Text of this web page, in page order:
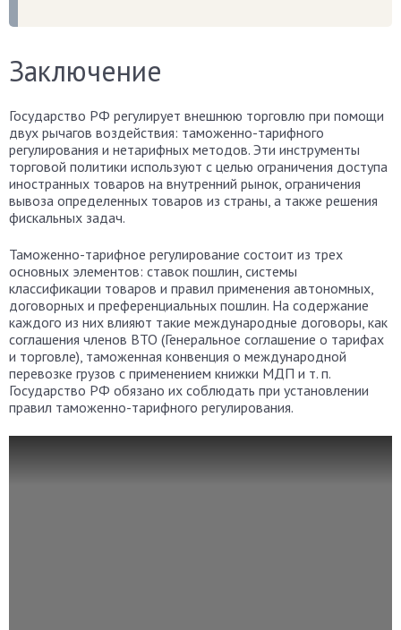
Заключение
Государство РФ регулирует внешнюю торговлю при помощи
двух рычагов воздействия: таможенно-тарифного
регулирования и нетарифных методов. Эти инструменты
торговой политики используют с целью ограничения доступа
иностранных товаров на внутренний рынок, ограничения
вывоза определенных товаров из страны, а также решения
фискальных задач.
Таможенно-тарифное регулирование состоит из трех
основных элементов: ставок пошлин, системы
классификации товаров и правил применения автономных,
договорных и преференциальных пошлин. На содержание
каждого из них влияют такие международные договоры, как
соглашения членов ВТО (Генеральное соглашение о тарифах
и торговле), таможенная конвенция о международной
перевозке грузов с применением книжки МДП и т. п.
Государство РФ обязано их соблюдать при установлении
правил таможенно-тарифного регулирования.